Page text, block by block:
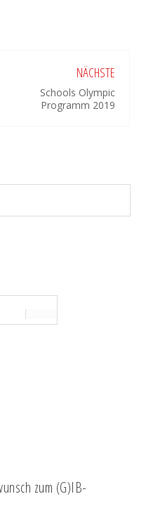
NÄCHSTE
Schools Olympic
Programm 2019
zum (G)IB-